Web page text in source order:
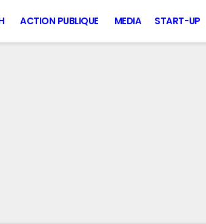
ACTION PUBLIQUE MEDIA START-UP